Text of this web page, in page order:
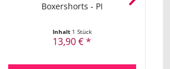
Boxershorts - PI
Inhalt 1 Stück
13,90 € *